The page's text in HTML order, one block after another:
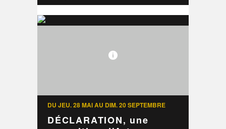
DU JEU. 28 MAI AU DIM. 20 SEPTEMBRE
DÉCLARATION, une